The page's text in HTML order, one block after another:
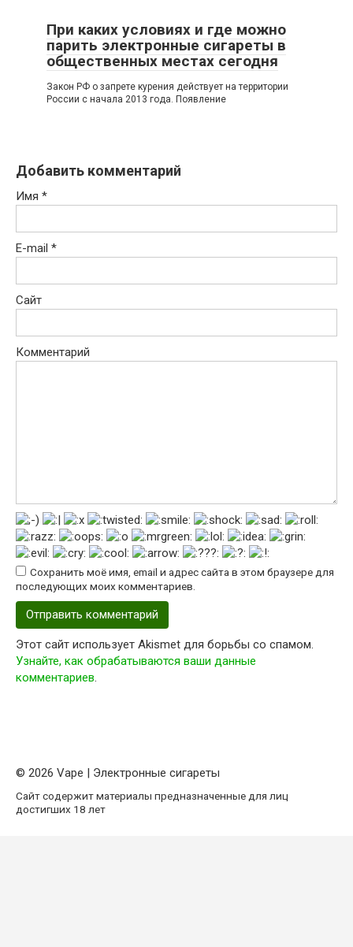
При каких условиях и где можно
парить электронные сигареты в
общественных местах сегодня
Закон РФ о запрете курения действует на территории
России с начала 2013 года. Появление
Добавить комментарий
Имя *
E-mail *
Сайт
Комментарий
Сохранить моё имя, email и адрес сайта в этом браузере для
последующих моих комментариев.
Этот сайт использует Akismet для борьбы со спамом.
Узнайте, как обрабатываются ваши данные
комментариев.
© 2026 Vape | Электронные сигареты
Сайт содержит материалы предназначенные для лиц
достигших 18 лет